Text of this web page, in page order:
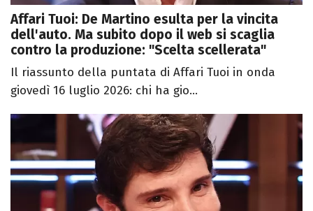
Affari Tuoi: De Martino esulta per la vincita
dell'auto. Ma subito dopo il web si scaglia
contro la produzione: "Scelta scellerata"
Il riassunto della puntata di Affari Tuoi in onda
giovedì 16 luglio 2026: chi ha gio...